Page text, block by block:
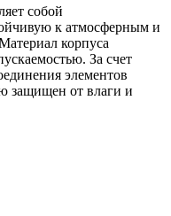
собой
к атмосферным и
корпуса
За счет
элементов
защищен от влаги и